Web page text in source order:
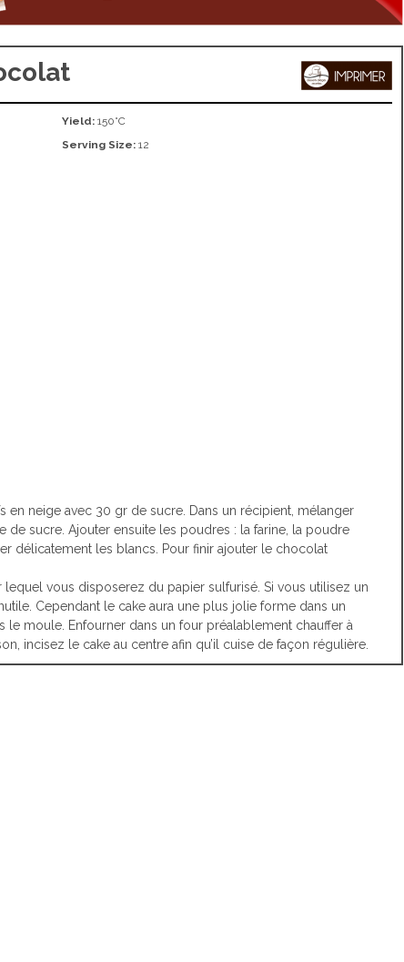
Yield: 150°C
Serving Size: 12
en neige avec 30 gr de sucre. Dans un récipient, mélanger
de sucre. Ajouter ensuite les poudres : la farine, la poudre
délicatement les blancs. Pour finir ajouter le chocolat
lequel vous disposerez du papier sulfurisé. Si vous utilisez un
Cependant le cake aura une plus jolie forme dans un
le moule. Enfourner dans un four préalablement chauffer à
incisez le cake au centre afin qu’il cuise de façon régulière.